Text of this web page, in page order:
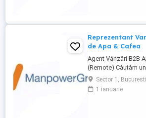
Reprezentanți de
Reprezentant
de Apa & Cafea
Agent Vânzări B2B
(Remote) Căutăm
B2B motivat,
promovarea
dedicate mediului
Sector 1, Bucuresti
1 ianuarie